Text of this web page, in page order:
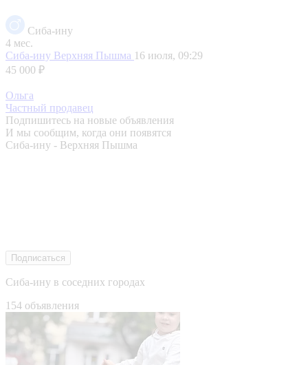
Сиба-ину
4 мес.
Сиба-ину Верхняя Пышма 16 июля, 09:29
45 000 ₽
Ольга
Частный продавец
Подпишитесь на новые объявления
И мы сообщим, когда они появятся
Сиба-ину - Верхняя Пышма
Подписаться
Сиба-ину в соседних городах
154 объявления